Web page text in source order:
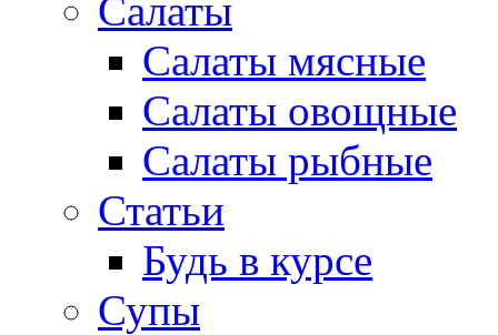
Салаты
Салаты мясные
Салаты овощные
Салаты рыбные
Статьи
Будь в курсе
Супы